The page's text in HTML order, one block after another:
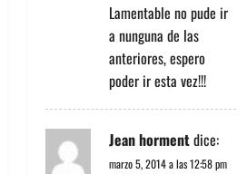
Lamentable no pude ir
a nunguna de las
anteriores, espero
poder ir esta vez!!!
Jean hormentdice:
marzo 5, 2014 a las 12:58 pm